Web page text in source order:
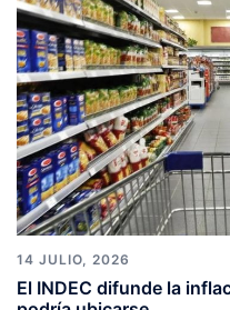
14 JULIO, 2026
El INDEC difunde la